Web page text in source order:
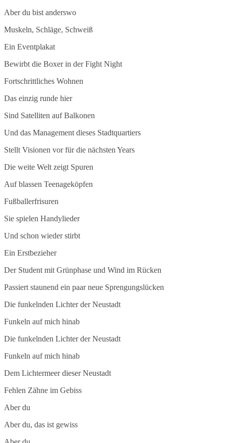
Aber du bist anderswo
Muskeln, Schläge, Schweiß
Ein Eventplakat
Bewirbt die Boxer in der Fight Night
Fortschrittliches Wohnen
Das einzig runde hier
Sind Satelliten auf Balkonen
Und das Management dieses Stadtquartiers
Stellt Visionen vor für die nächsten Years
Die weite Welt zeigt Spuren
Auf blassen Teenageköpfen
Fußballerfrisuren
Sie spielen Handylieder
Und schon wieder stirbt
Ein Erstbezieher
Der Student mit Grünphase und Wind im Rücken
Passiert staunend ein paar neue Sprengungslücken
Die funkelnden Lichter der Neustadt
Funkeln auf mich hinab
Die funkelnden Lichter der Neustadt
Funkeln auf mich hinab
Dem Lichtermeer dieser Neustadt
Fehlen Zähne im Gebiss
Aber du
Aber du, das ist gewiss